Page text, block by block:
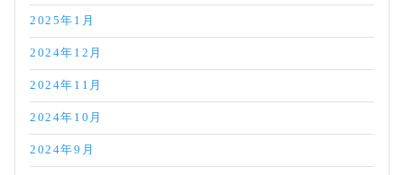
2025年1月
2024年12月
2024年11月
2024年10月
2024年9月